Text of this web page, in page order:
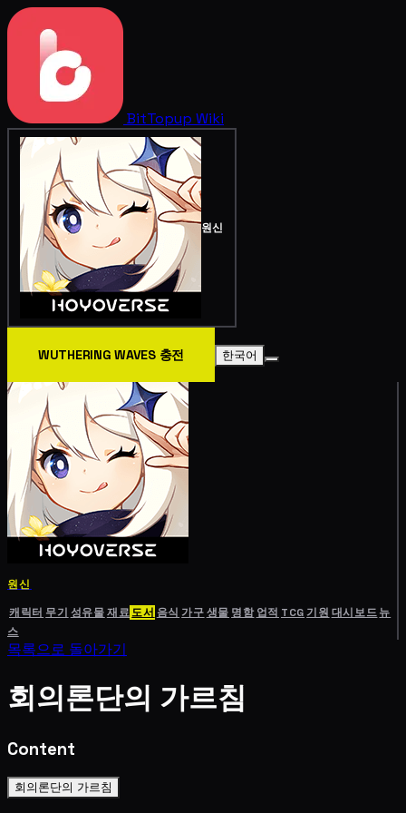
BitTopup Wiki
원신
WUTHERING WAVES 충전 한국어
원신
캐릭터 무기 성유물재료도서 음식 가구생물 명함 업적 TCG기원 대시보드뉴
스
목록으로 돌아가기
회의론단의 가르침
Content
회의론단의 가르침